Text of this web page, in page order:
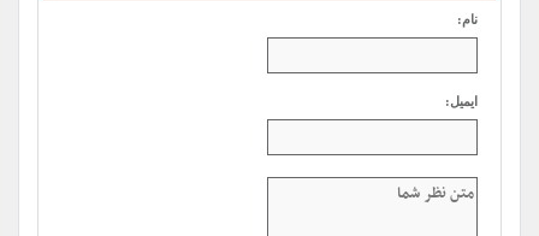
نام:
ایمیل: